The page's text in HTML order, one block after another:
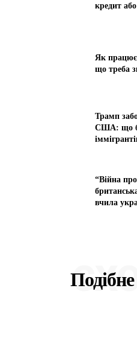
кредит
Як працює
що треба
Трамп
США: що
“Війна
вчила